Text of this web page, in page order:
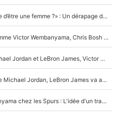
«LeBron James, as-tu déjà eu envie d’être une femme ?» : Un dérapage de Donald Trump sur la superstar de la NBA refait surface
NBA - Victime d'une thrombose comme Victor Wembanyama, Chris Bosh prévient le Français des risques sur sa santé : «J’ai failli mourir sur le coup et j’ai été ramené à la vie»
De la NBA au cinéma : Comme Michael Jordan et LeBron James, Victor Wembanyama rêve d'une carrière d'acteur !
The Last Dance sur Netflix : Comme Michael Jordan, LeBron James va avoir le droit à sa série !
Stephen Curry avec Victor Wembanyama chez les Spurs : L'idée d'un trade historique est lancée en NBA !